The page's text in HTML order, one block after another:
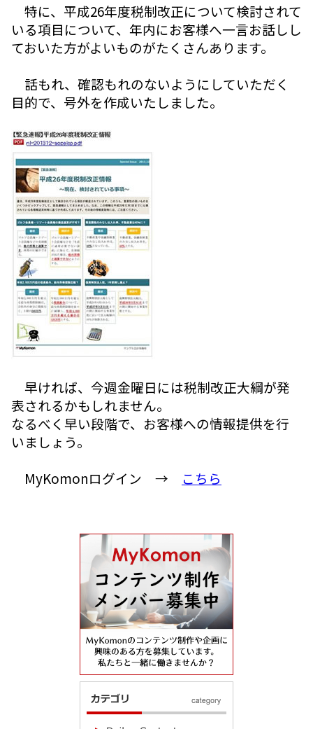
特に、平成26年度税制改正について検討されて
いる項目について、年内にお客様へ一言お話しし
ておいた方がよいものがたくさんあります。
話もれ、確認もれのないようにしていただく
目的で、号外を作成いたしました。
早ければ、今週金曜日には税制改正大綱が発
表されるかもしれません。
なるべく早い段階で、お客様への情報提供を行
いましょう。
MyKomonログイン →
こちら